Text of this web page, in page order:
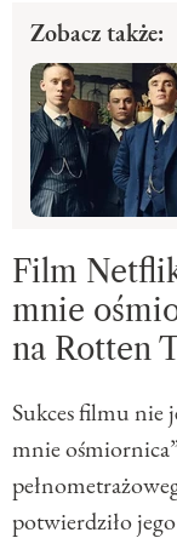
Zobacz także:
Film
mnie
na Rotten
Sukces filmu nie
mnie
potwierdziło